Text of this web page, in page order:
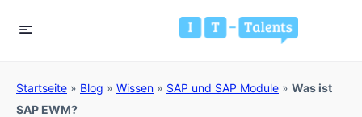
Startseite » Blog » Wissen » SAP und SAP Module » Was ist
SAP EWM?